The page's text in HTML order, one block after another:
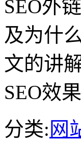
SEO外
及为什
文的讲
SEO效
分类: 网